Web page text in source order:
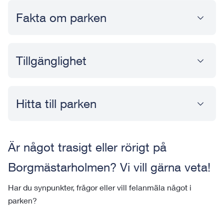
Fakta om parken
Tillgänglighet
Hitta till parken
Är något trasigt eller rörigt på
Borgmästarholmen? Vi vill gärna veta!
Har du synpunkter, frågor eller vill felanmäla något i
parken?